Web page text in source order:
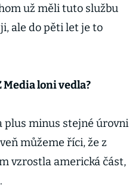
už měli tuto službu
ale do pěti let je to
Media loni vedla?
plus minus stejné úrovni
můžeme říci, že z
vzrostla americká část,